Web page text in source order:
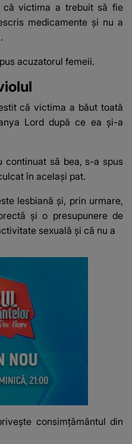
că victima a trebuit să fie
medicamente și nu a
acuzatorul femeii.
că victima a băut toată
Lord după ce ea și-a
continuat să bea, s-a spus
în același pat.
lesbiană și, prin urmare,
și o presupunere de
sexuală și că nu a
consimțământul din